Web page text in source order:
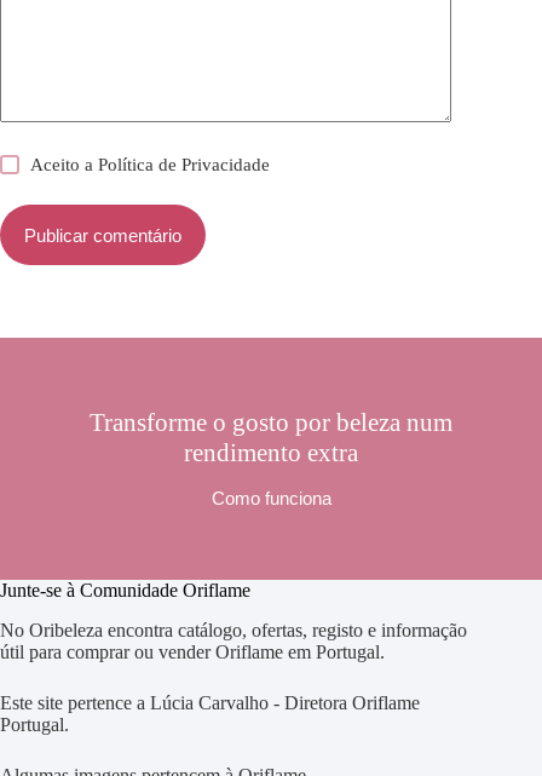
Aceito aPolítica de Privacidade
Publicar comentário
Transforme o gosto por beleza num
rendimento extra
Como funciona
Junte-se à Comunidade Oriflame
No Oribeleza encontra catálogo, ofertas, registo e informação
útil para comprar ou vender Oriflame em Portugal.
Este site pertence a Lúcia Carvalho - Diretora Oriflame
Portugal.